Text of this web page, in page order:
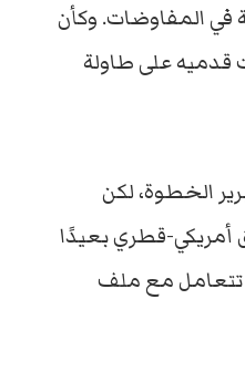
فيالمفاوضات. وكأن
قدميهعلىطاولة
الخطوة،لكن
أمريكي-قطريبعيدًا
تتعاملمع ملف